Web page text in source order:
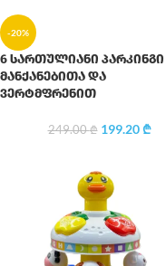
-20%
6 სართულიანი პარკინგი
მანქანებითა და
ვერტმფრენით
249.00₾ 199.20₾